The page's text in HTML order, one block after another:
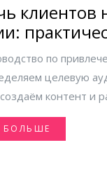
клиентов
по
целевую
контент и
БОЛЬШЕ